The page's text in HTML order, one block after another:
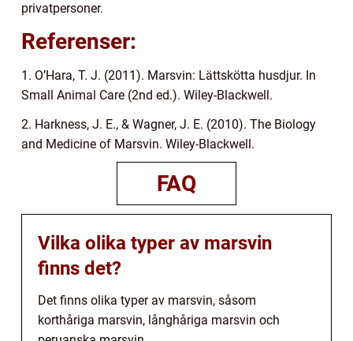
privatpersoner.
Referenser:
1. O’Hara, T. J. (2011). Marsvin: Lättskötta husdjur. In
Small Animal Care (2nd ed.). Wiley-Blackwell.
2. Harkness, J. E., & Wagner, J. E. (2010). The Biology
and Medicine of Marsvin. Wiley-Blackwell.
FAQ
Vilka olika typer av marsvin
finns det?
Det finns olika typer av marsvin, såsom
korthåriga marsvin, långhåriga marsvin och